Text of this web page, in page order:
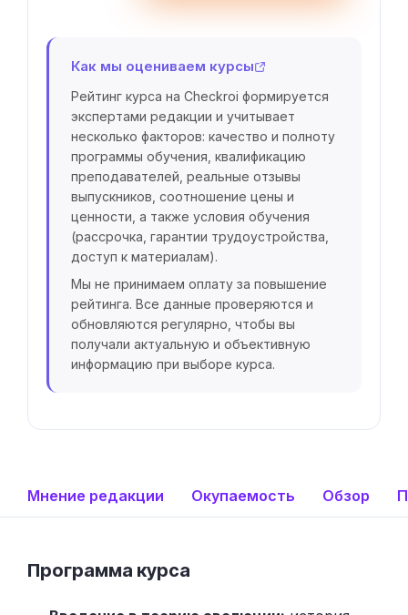
Как мы оцениваем курсы
Рейтинг курса на Checkroi формируется
экспертами редакции и учитывает
несколько факторов: качество и полноту
программы обучения, квалификацию
преподавателей, реальные отзывы
выпускников, соотношение цены и
ценности, а также условия обучения
(рассрочка, гарантии трудоустройства,
доступ к материалам).
Мы не принимаем оплату за повышение
рейтинга. Все данные проверяются и
обновляются регулярно, чтобы вы
получали актуальную и объективную
информацию при выборе курса.
Мнение редакции Окупаемость Обзор
Программа курса